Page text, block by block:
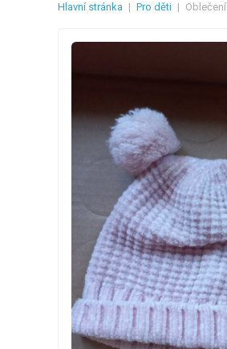
Hlavní stránka | Pro děti | Oblečení